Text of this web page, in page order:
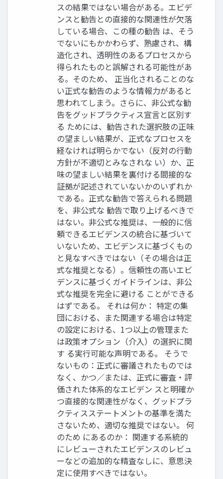
スの結果ではない場合がある。エビデ
ンスと勧告との直接的な関連性が欠落
している場合、この種の勧告 は、そう
でないにもかかわらず、熟慮され、構
造化され、透明性のあるプロセスから
得られたものと誤解される可能性があ
る。そのため、 正当化されることのな
い正式な勧告のような情報力があると
思われてしまう。さらに、非公式な勧
告をグッドプラクティス宣言と区別す
る ためには、勧告された選択肢の正味
の望ましい結果が、正式なプロセスを
経なければ明らかでない（反対の行動
方針が不適切とみなされな い）か、正
味の望ましい結果を裏付ける間接的な
証拠が記述されていないかのいずれか
である。正式な勧告で答えられる問題
を、非公式な 勧告で取り上げるべきで
はない。非公式な推奨は、一般的に信
頼できるエビデンスの統合に基づいて
いないため、エビデンスに基づくもの
と見なすべきではない（その場合は正
式な推奨となる）。信頼性の高いエビ
デンスに基づくガイドラインは、非公
式な推奨を完全に避ける ことができる
はずである。 それは何か： 特定の集
団における、また関連する場合は特定
の設定における、1つ以上の管理また
は政策オプション（介入）の選択に関
す る実行可能な声明である。 そうで
ないもの：正式に審議されたものでは
なく、かつ／または、正式に審査・評
価された体系的なエビデン スと明確か
つ直接的な関連性がなく、グッドプラ
クティスステートメントの基準を満た
さないため、適切な推奨ではない。 何
のため にあるのか： 関連する系統的
にレビューされたエビデンスのレビュ
ーなどの追加的な精査なしに、意思決
定に使用すべきではない。